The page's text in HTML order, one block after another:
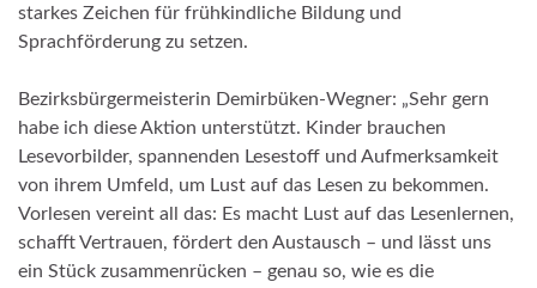
starkes Zeichen für frühkindliche Bildung und
Sprachförderung zu setzen.
Bezirksbürgermeisterin Demirbüken-Wegner: „Sehr gern
habe ich diese Aktion unterstützt. Kinder brauchen
Lesevorbilder, spannenden Lesestoff und Aufmerksamkeit
von ihrem Umfeld, um Lust auf das Lesen zu bekommen.
Vorlesen vereint all das: Es macht Lust auf das Lesenlernen,
schafft Vertrauen, fördert den Austausch – und lässt uns
ein Stück zusammenrücken – genau so, wie es die